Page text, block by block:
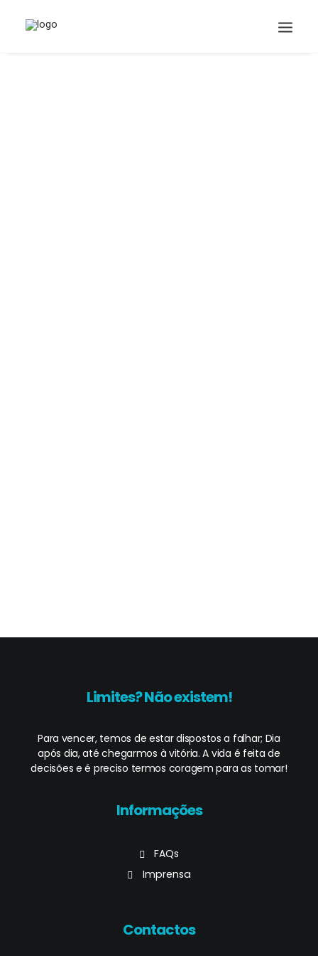
Limites? Não existem!
Para vencer, temos de estar dispostos a falhar; Dia
após dia, até chegarmos à vitória. A vida é feita de
decisões e é preciso termos coragem para as tomar!
Informações
FAQs
Imprensa
Contactos